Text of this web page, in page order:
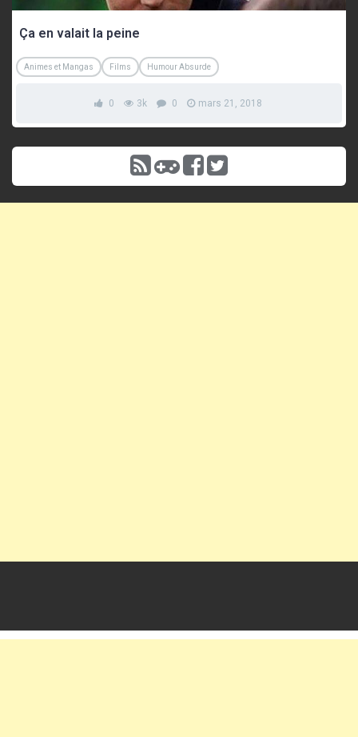
Ça en valait la peine
Animes et Mangas Films Humour Absurde
0 3k 0 mars 21, 2018